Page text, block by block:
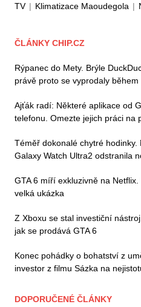
TV | Klimatizace Maoudegola |
ČLÁNKY CHIP.CZ
Rýpanec do Mety. Brýle
právě proto se vyprodaly
Ajťák radí: Některé aplikace od
telefonu. Omezte jejich práci na
Téměř dokonalé chytré hodinky.
Galaxy Watch Ultra2 odstranila
GTA 6 míří exkluzivně na
velká ukázka
Z Xboxu se stal investiční
jak se prodává GTA 6
Konec pohádky o bohatství z
investor z filmu Sázka na
DOPORUČENÉ ČLÁNKY